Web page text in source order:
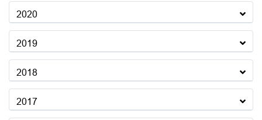
2020
2019
2018
2017